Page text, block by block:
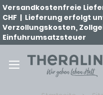
Versandkostenfreie
CHF | Lieferung erfolgt
Verzollungskosten,
Einfuhrumsatzsteuer